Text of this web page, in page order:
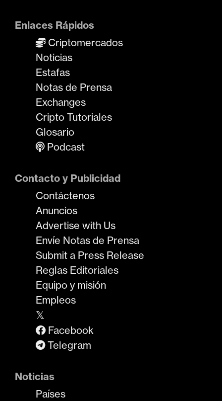
Enlaces Rápidos
Criptomercados
Noticias
Estafas
Notas de Prensa
Exchanges
Cripto Tutoriales
Glosario
Podcast
Contacto y Publicidad
Contáctenos
Anuncios
Advertise with Us
Envíe Notas de Prensa
Submit a Press Release
Reglas Editoriales
Equipo y misión
Empleos
𝕏
Facebook
Telegram
Noticias
Países